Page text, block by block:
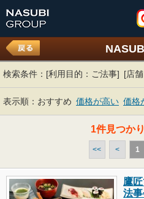
検索条件： [利用目的：ご法事] [店
表示順： おすすめ 価格が高い 価格
1件見つか
<< < 1
鷹
法